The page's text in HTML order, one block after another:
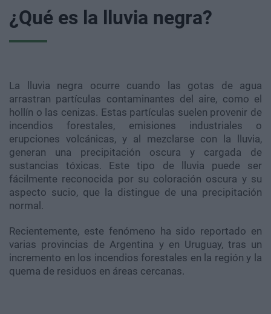
¿Qué es la lluvia negra?
La lluvia negra ocurre cuando las gotas de agua
arrastran partículas contaminantes del aire, como el
hollín o las cenizas. Estas partículas suelen provenir de
incendios forestales, emisiones industriales o
erupciones volcánicas, y al mezclarse con la lluvia,
generan una precipitación oscura y cargada de
sustancias tóxicas. Este tipo de lluvia puede ser
fácilmente reconocida por su coloración oscura y su
aspecto sucio, que la distingue de una precipitación
normal.
Recientemente, este fenómeno ha sido reportado en
varias provincias de Argentina y en Uruguay, tras un
incremento en los incendios forestales en la región y la
quema de residuos en áreas cercanas.